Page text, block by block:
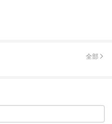
全部